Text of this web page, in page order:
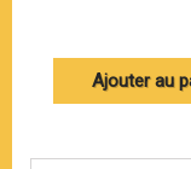
Ajouter au